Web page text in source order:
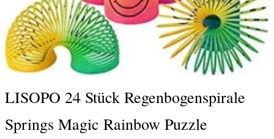
LISOPO 24 Stück Regenbogenspirale
Springs Magic Rainbow Puzzle